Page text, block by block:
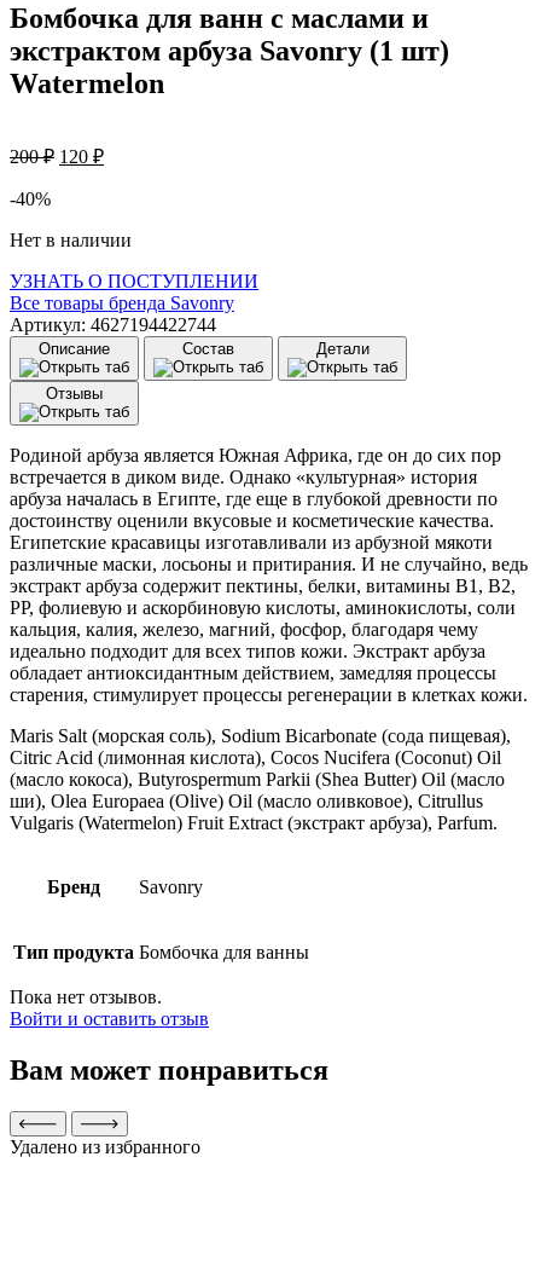
Бомбочка для ванн с маслами и
экстрактом арбуза Savonry (1 шт)
Watermelon
200₽ Первоначальная
120 ₽Текущая
-40%
Нет в наличии
УЗНАТЬ О ПОСТУПЛЕНИИ
Все товары бренда Savonry
Артикул: 4627194422744
Описание Состав Детали
Отзывы
Родиной арбуза является Южная Африка, где он до сих пор
встречается в диком виде. Однако «культурная» история
арбуза началась в Египте, где еще в глубокой древности по
достоинству оценили вкусовые и косметические качества.
Египетские красавицы изготавливали из арбузной мякоти
различные маски, лосьоны и притирания. И не случайно, ведь
экстракт арбуза содержит пектины, белки, витамины В1, В2,
РР, фолиевую и аскорбиновую кислоты, аминокислоты, соли
кальция, калия, железо, магний, фосфор, благодаря чему
идеально подходит для всех типов кожи. Экстракт арбуза
обладает антиоксидантным действием, замедляя процессы
старения, стимулирует процессы регенерации в клетках кожи.
Maris Salt (морская соль), Sodium Вicarbonate (сода пищевая),
Citric Acid (лимонная кислота), Cocos Nucifera (Coconut) Oil
(масло кокоса), Butyrospermum Parkii (Shea Butter) Oil (масло
ши), Olea Europaea (Olive) Oil (масло оливковое), Citrullus
Vulgaris (Watermelon) Fruit Extract (экстракт арбуза), Parfum.
Бренд Savonry
Тип продукта Бомбочка для ванны
Пока нет отзывов.
Войти и оставить отзыв
Вам может понравиться
Удалено из избранного